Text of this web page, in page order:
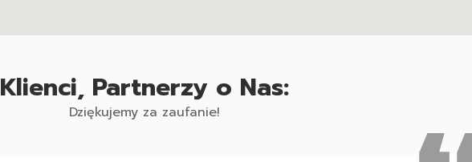
Klienci, Partnerzy o Nas:
Dziękujemy za zaufanie!